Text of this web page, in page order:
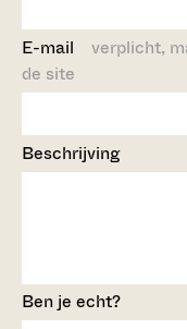
E-mail verplicht,
de site
Beschrijving
Ben je echt?